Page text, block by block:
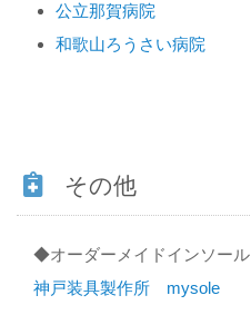
公立那賀病院
和歌山ろうさい病院
その他
◆オーダーメイドインソール
神戸装具製作所 mysole